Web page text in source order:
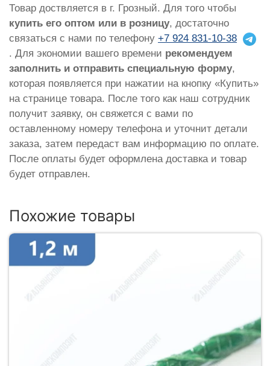
Товар доствляется в г. Грозный. Для того чтобы
купить его оптом или в розницу, достаточно
связаться с нами по телефону +7 924 831-10-38
. Для экономии вашего времени рекомендуем
заполнить и отправить специальную форму,
которая появляется при нажатии на кнопку «Купить»
на странице товара. После того как наш сотрудник
получит заявку, он свяжется с вами по
оставленному номеру телефона и уточнит детали
заказа, затем передаст вам информацию по оплате.
После оплаты будет оформлена доставка и товар
будет отправлен.
Похожие товары